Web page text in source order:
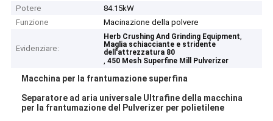
Potere
84.15kW
Funzione
Macinazione della polvere
Evidenziare:
Herb Crushing And Grinding Equipment,
Maglia schiacciante e stridente
dell'attrezzatura 80
,450 Mesh Superfine Mill Pulverizer
Macchina per la frantumazione superfina
Separatore ad aria universale Ultrafine della macchina
per la frantumazione del Pulverizer per polietilene